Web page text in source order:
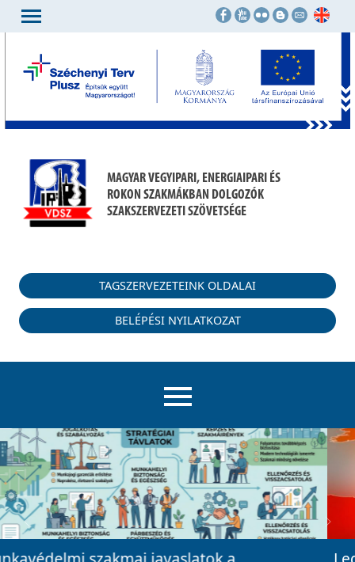
MAGYAR VEGYIPARI, ENERGIAIPARI ÉS
ROKON SZAKMÁKBAN DOLGOZÓK
SZAKSZERVEZETI SZÖVETSÉGE
TAGSZERVEZETEINK OLDALAI
BELÉPÉSI NYILATKOZAT
Previous Next